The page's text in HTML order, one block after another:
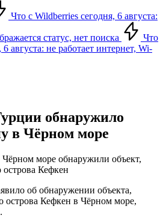
Что с Wildberries сегодня, 6 августа:
статус, нет поиска
Что
августа: не работает интернет, Wi-
обнаружило
в Чёрном море
море обнаружили объект,
Кефкен
об обнаружении объекта,
острова Кефкен в Чёрном море,